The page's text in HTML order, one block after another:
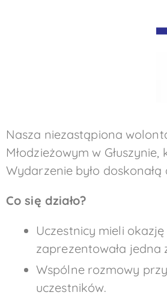
Nasza niezastąpiona
Młodzieżowym w
Wydarzenie było
Co się działo?
Uczestnicy mieli
zaprezentowała jedna
Wspólne rozmowy
uczestników.